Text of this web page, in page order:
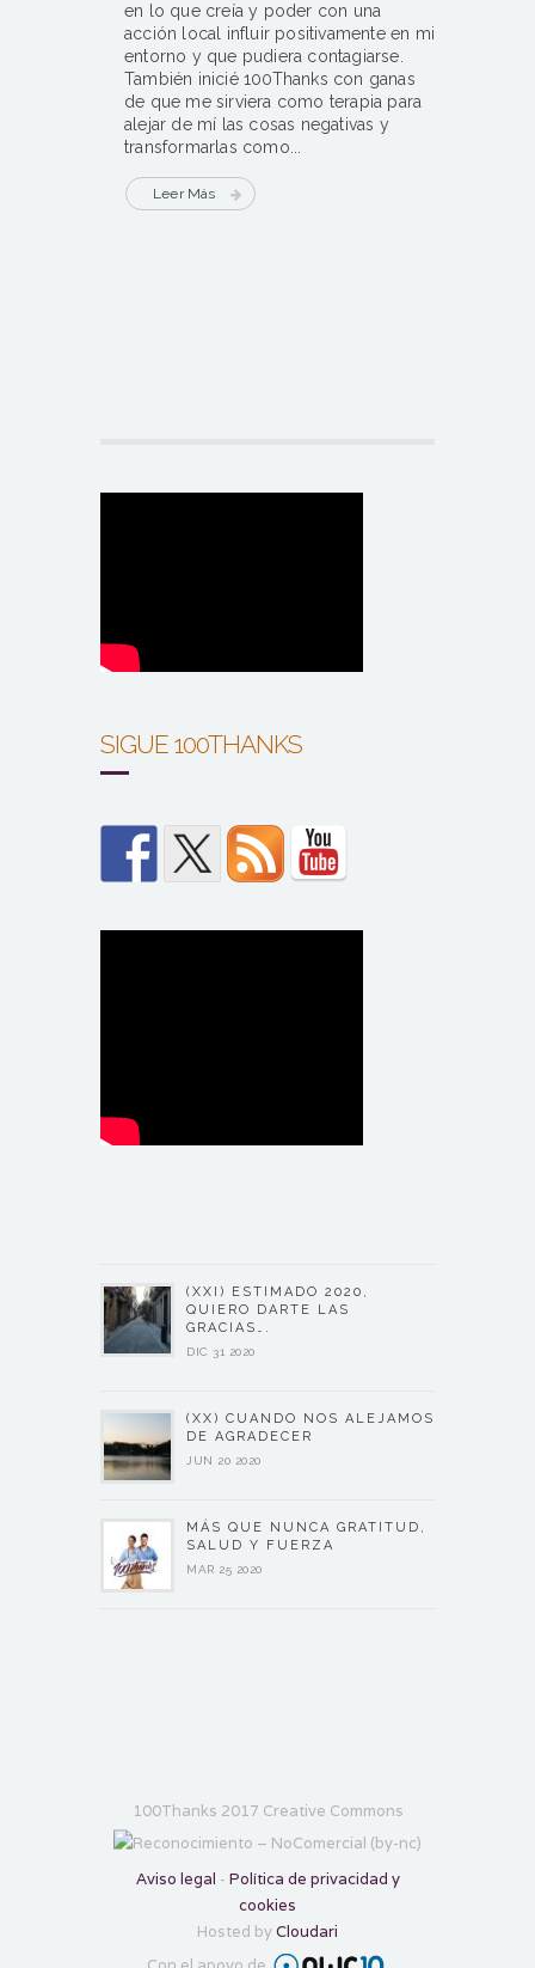
en lo que creía y poder con una
acción local influir positivamente en mi
entorno y que pudiera contagiarse.
También inicié 100Thanks con ganas
de que me sirviera como terapia para
alejar de mí las cosas negativas y
transformarlas como...
Leer Más
SIGUE 100THANKS
(XXI) ESTIMADO 2020,
QUIERO DARTE LAS
GRACIAS….
DIC 31 2020
(XX) CUANDO NOS ALEJAMOS
DE AGRADECER
JUN 20 2020
MÁS QUE NUNCA GRATITUD,
SALUD Y FUERZA
MAR 25 2020
100Thanks 2017 Creative Commons
Aviso legal - Política de privacidad y
cookies
Hosted byCloudari